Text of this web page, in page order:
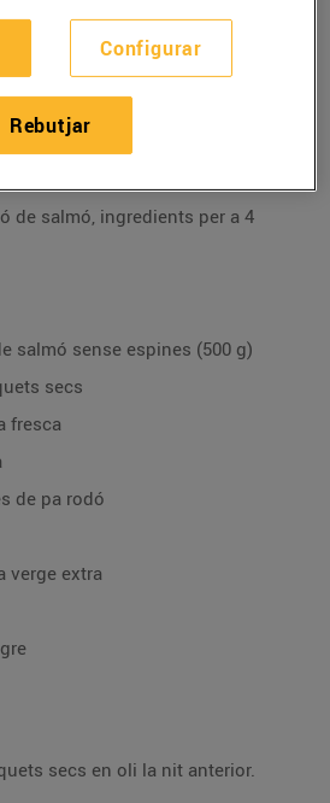
tall rodó de
de salmó, ingredients per a 4
salmó sense espines (500 g)
secs
fresca
de pa rodó
verge extra
secs en oli la nit anterior.
Configurar
Rebutjar